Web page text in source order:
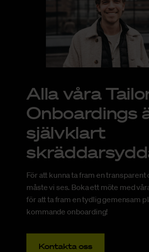
Alla våra
Onboardings
självklart
För att kunna ta fram en transparent
måste vi ses. Boka ett möte med
för att ta fram en tydlig gemensam
kommande onboarding!
Kontakta oss